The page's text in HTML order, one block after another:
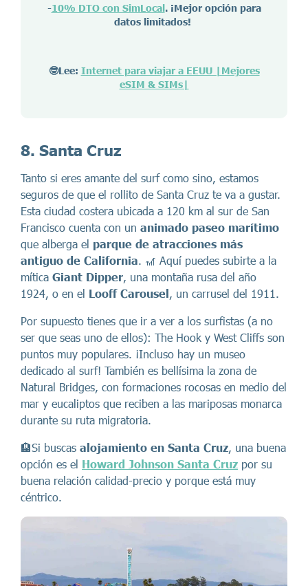
-10% DTO con SimLocal. ¡Mejor opción para
datos limitados!
🤓Lee: Internet para viajar a EEUU |Mejores
eSIM & SIMs|
8. Santa Cruz
Tanto si eres amante del surf como sino, estamos
seguros de que el rollito de Santa Cruz te va a gustar.
Esta ciudad costera ubicada a 120 km al sur de San
Francisco cuenta con un animado paseo marítimo
que alberga el parque de atracciones más
antiguo de California. 🎢 Aquí puedes subirte a la
mítica Giant Dipper, una montaña rusa del año
1924, o en el Looff Carousel, un carrusel del 1911.
Por supuesto tienes que ir a ver a los surfistas (a no
ser que seas uno de ellos): The Hook y West Cliffs son
puntos muy populares. ¡Incluso hay un museo
dedicado al surf! También es bellísima la zona de
Natural Bridges, con formaciones rocosas en medio del
mar y eucaliptos que reciben a las mariposas monarca
durante su ruta migratoria.
🏨Si buscas alojamiento en Santa Cruz, una buena
opción es el Howard Johnson Santa Cruz por su
buena relación calidad-precio y porque está muy
céntrico.